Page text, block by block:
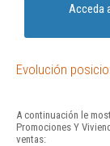
Acceda
Evolución
A continuación le
Promociones Y
ventas: